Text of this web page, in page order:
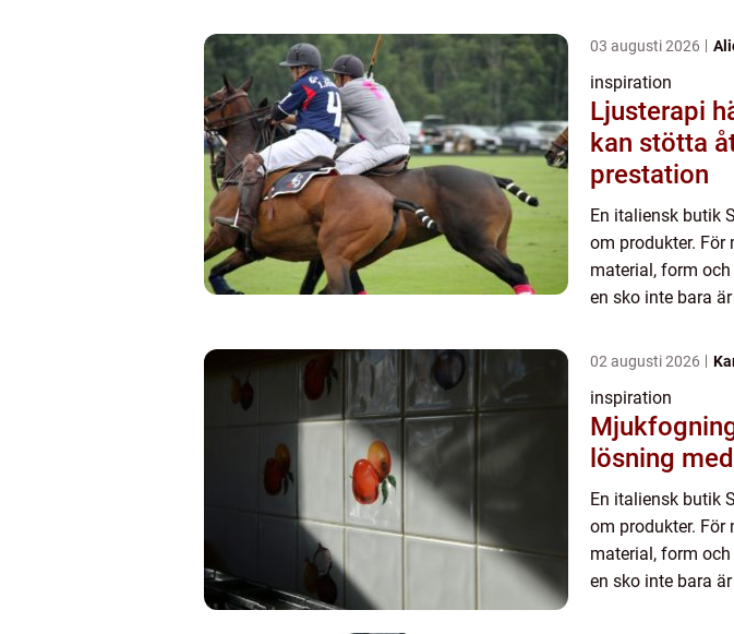
03 augusti 2026
inspiration
Ljusterapi häst hur
kan stötta
prestation
En italiensk butik
om produkter. För
material, form
en sko inte bara
02 augusti 2026
inspiration
lösning
En italiensk butik
om produkter. För
material, form
en sko inte bara